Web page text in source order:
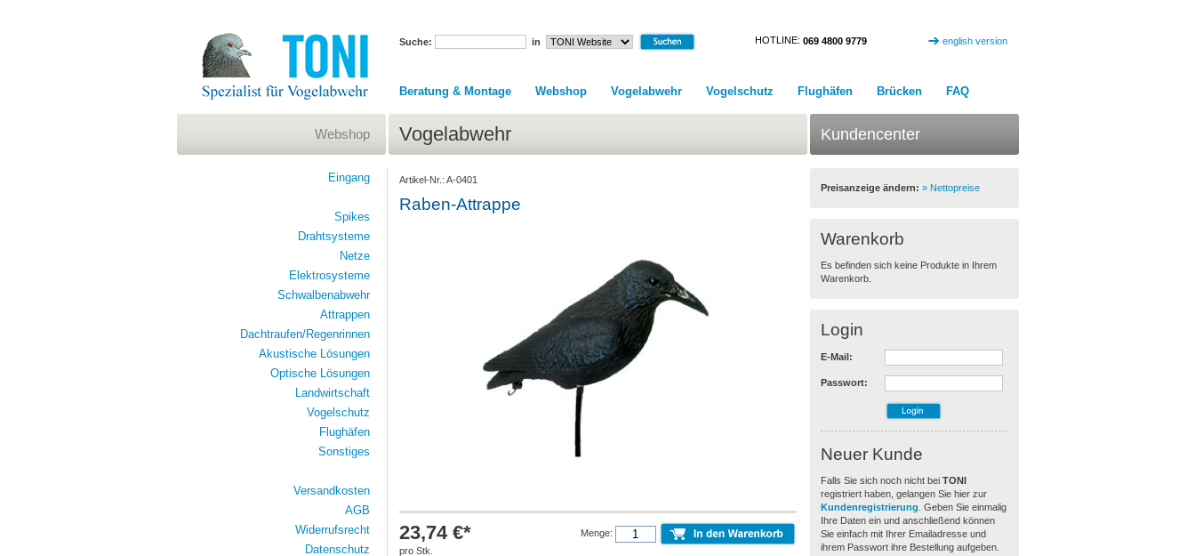
Suche: in HOTLINE: 069 4800 9779 english version
Beratung & Montage Webshop Vogelabwehr Vogelschutz Flughäfen Brücken FAQ
Vogelabwehr
Artikel-Nr.: A-0401
Raben-Attrappe
23,74 €*
pro Stk.
Menge:
Webshop
Eingang
Spikes
Drahtsysteme
Netze
Elektrosysteme
Schwalbenabwehr
Attrappen
Dachtraufen/Regenrinnen
Akustische Lösungen
Optische Lösungen
Landwirtschaft
Vogelschutz
Flughäfen
Sonstiges
Versandkosten
AGB
Widerrufsrecht
Datenschutz
Kundencenter
Preisanzeige ändern: » Nettopreise
Warenkorb
Es befinden sich keine Produkte in Ihrem
Warenkorb.
Login
E-Mail:
Passwort:
Neuer Kunde
Falls Sie sich noch nicht bei TONI
registriert haben, gelangen Sie hier zur
Kundenregistrierung . Geben Sie einmalig
Ihre Daten ein und anschließend können
Sie einfach mit Ihrer Emailadresse und
ihrem Passwort ihre Bestellung aufgeben.